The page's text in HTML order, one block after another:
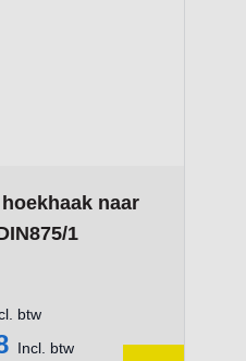
page
naar
1
depends on the options
Incl. btw
btw